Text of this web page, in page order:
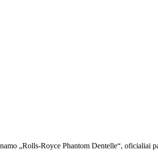
„Rolls-Royce Phantom Dentelle“, oficialiai